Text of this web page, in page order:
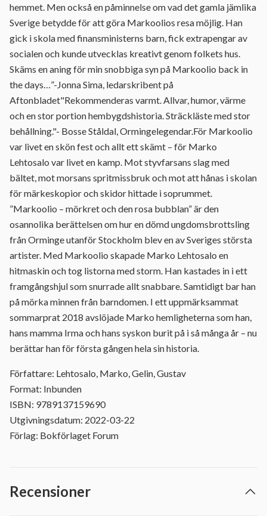
hemmet. Men också en påminnelse om vad det gamla jämlika
Sverige betydde för att göra Markoolios resa möjlig. Han
gick i skola med finansministerns barn, fick extrapengar av
socialen och kunde utvecklas kreativt genom folkets hus.
Skäms en aning för min snobbiga syn på Markoolio back in
the days…”-Jonna Sima, ledarskribent på
Aftonbladet"Rekommenderas varmt. Allvar, humor, värme
och en stor portion hembygdshistoria. Sträckläste med stor
behållning."- Bosse Ståldal, Ormingelegendar.För Markoolio
var livet en skön fest och allt ett skämt – för Marko
Lehtosalo var livet en kamp. Mot styvfarsans slag med
bältet, mot morsans spritmissbruk och mot att hånas i skolan
för märkeskopior och skidor hittade i soprummet.
”Markoolio – mörkret och den rosa bubblan” är den
osannolika berättelsen om hur en dömd ungdomsbrottsling
från Orminge utanför Stockholm blev en av Sveriges största
artister. Med Markoolio skapade Marko Lehtosalo en
hitmaskin och tog listorna med storm. Han kastades in i ett
framgångshjul som snurrade allt snabbare. Samtidigt bar han
på mörka minnen från barndomen. I ett uppmärksammat
sommarprat 2018 avslöjade Marko hemligheterna som han,
hans mamma Irma och hans syskon burit på i så många år – nu
berättar han för första gången hela sin historia.
Författare: Lehtosalo, Marko, Gelin, Gustav
Format: Inbunden
ISBN: 9789137159690
Utgivningsdatum: 2022-03-22
Förlag: Bokförlaget Forum
Recensioner